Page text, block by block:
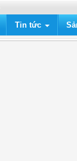
Tin tức